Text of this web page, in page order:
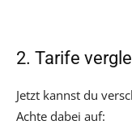
2. Tarife
Jetzt kannst du
Achte dabei auf: